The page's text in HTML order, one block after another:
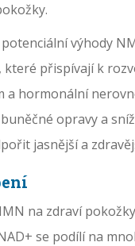
výhody
přispívají k
a hormonální
opravy a
jasnější a
na zdraví
se podílí na